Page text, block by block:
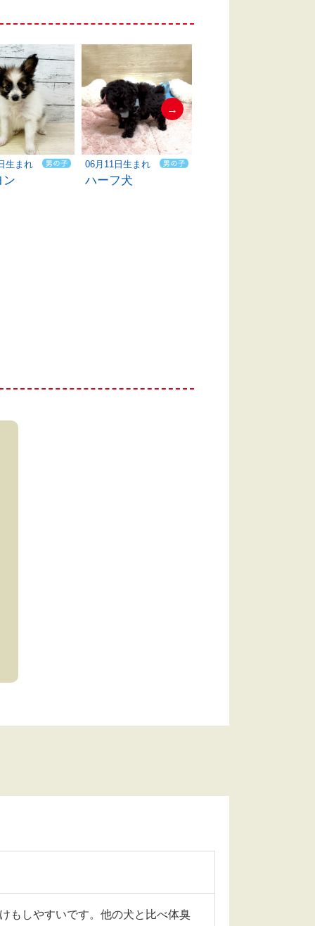
生まれ
ン
06月11日生まれ
ハーフ犬
→
もしやすいです。他の犬と比べ体臭